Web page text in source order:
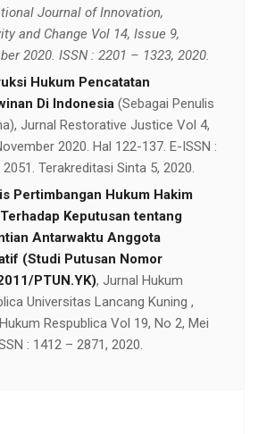
Journal of Innovation,
and Change Vol 14, Issue 9,
2020. ISSN : 2201 – 1323, 2020.
Hukum Pencatatan
Di Indonesia(Sebagai Penulis
Jurnal Restorative Justice Vol 4,
2020. Hal 122-137. E-ISSN :
Terakreditasi Sinta 5, 2020.
Pertimbangan Hukum Hakim
Keputusan tentang
Antarwaktu Anggota
(Studi Putusan Nomor
PTUN.YK), Jurnal Hukum
Universitas Lancang Kuning ,
Respublica Vol 19, No 2, Mei
: 1412 – 2871, 2020.